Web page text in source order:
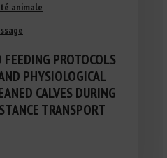
animale
FEEDING PROTOCOLS
PHYSIOLOGICAL
CALVES DURING
TRANSPORT